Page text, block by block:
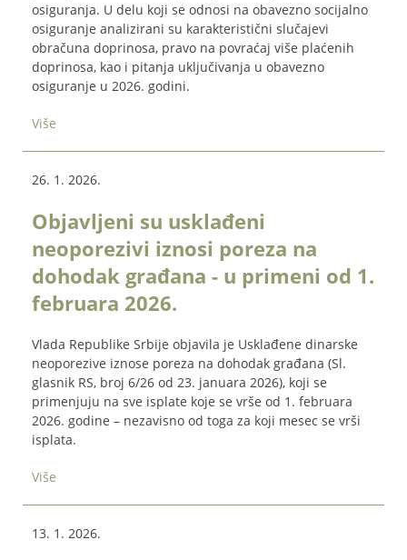
osiguranja. U delu koji se odnosi na obavezno socijalno
osiguranje analizirani su karakteristični slučajevi
obračuna doprinosa, pravo na povraćaj više plaćenih
doprinosa, kao i pitanja uključivanja u obavezno
osiguranje u 2026. godini.
Više
26. 1. 2026.
Objavljeni su usklađeni
neoporezivi iznosi poreza na
dohodak građana - u primeni od 1.
februara 2026.
Vlada Republike Srbije objavila je Usklađene dinarske
neoporezive iznose poreza na dohodak građana (Sl.
glasnik RS, broj 6/26 od 23. januara 2026), koji se
primenjuju na sve isplate koje se vrše od 1. februara
2026. godine – nezavisno od toga za koji mesec se vrši
isplata.
Više
13. 1. 2026.